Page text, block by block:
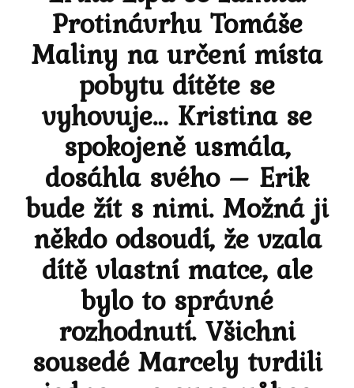
Protinávrhu Tomáše
Maliny na určení místa
pobytu dítěte se
vyhovuje… Kristina se
spokojeně usmála,
dosáhla svého – Erik
bude žít s nimi. Možná ji
někdo odsoudí, že vzala
dítě vlastní matce, ale
bylo to správné
rozhodnutí. Všichni
sousedé Marcely tvrdili